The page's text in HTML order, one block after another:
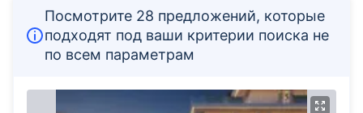
Посмотрите 28 предложений, которые
подходят под ваши критерии поиска не
по всем параметрам